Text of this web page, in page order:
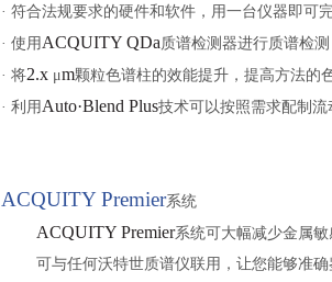
· 符合法规要求的硬件和软件，用一台仪器即可
· 使用 ACQUITY QDa质谱检测器进行质谱检
· 将2.x μm颗粒色谱柱的效能提升，提高方法的
· 利用 Auto·Blend Plus技术可以按照需求配制
ACQUITY Premier系统
ACQUITY Premier系统可大幅减少金属敏
可与任何沃特世质谱仪联用，让您能够准